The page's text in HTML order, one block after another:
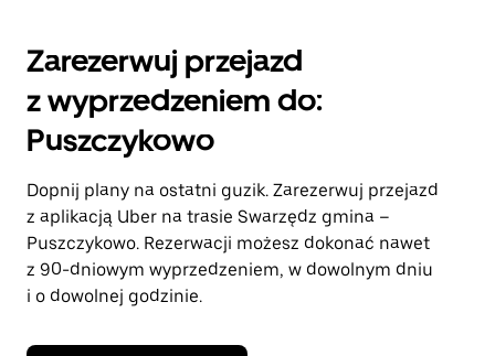
i wybrać
Naciśnij
klawisz
„Escape”,
zamknąć
kalendarz.
Zarezerwuj przejazd
z wyprzedzeniem do:
Puszczykowo
Dopnij plany na ostatni guzik. Zarezerwuj przejazd
z aplikacją Uber na trasie Swarzędz gmina –
Puszczykowo. Rezerwacji możesz dokonać nawet
z 90-dniowym wyprzedzeniem, w dowolnym dniu
i o dowolnej godzinie.